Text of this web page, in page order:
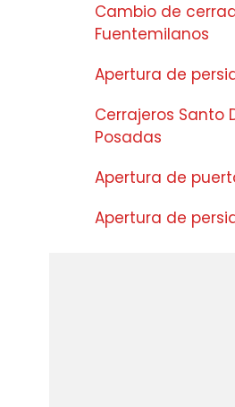
Cambio de
Fuentemilanos
Apertura de
Cerrajeros Santo
Posadas
Apertura de
Apertura de